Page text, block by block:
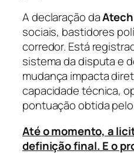
A declaração daAtech
sociais, bastidores
corredor. Está
sistema da disputa e
mudança impacta
capacidade técnica,
pontuação obtida
Até o momento, a
definição final. E o